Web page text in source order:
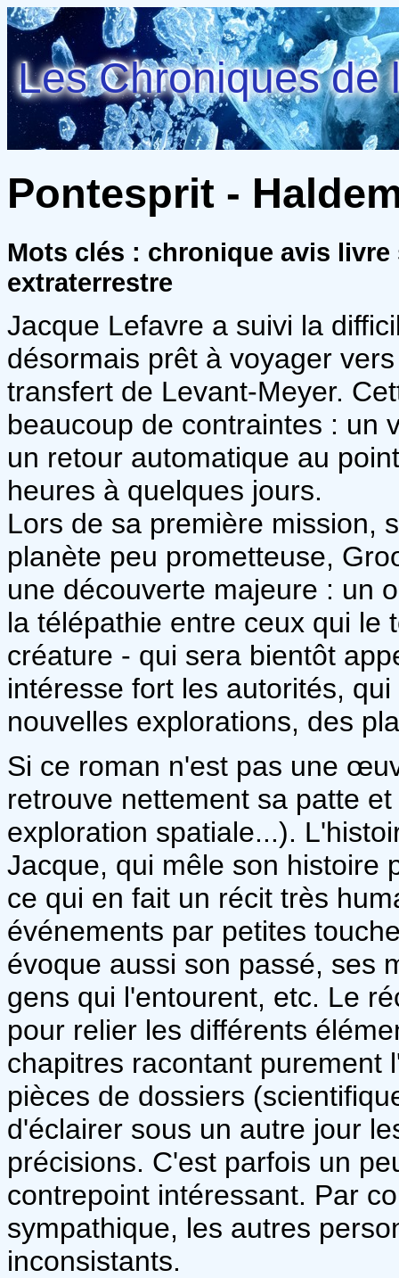
Les Chroniques de
Pontesprit -
Mots clés : chronique avis
extraterrestre
Jacque Lefavre a suivi la
désormais prêt à voyager
transfert de Levant-Meyer.
beaucoup de contraintes : un
un retour automatique au
heures à quelques jours.
Lors de sa première mission,
planète peu prometteuse,
une découverte majeure : un
la télépathie entre ceux qui le
créature - qui sera bientôt
intéresse fort les autorités,
nouvelles explorations, des
Si ce roman n'est pas une
retrouve nettement sa patte
exploration spatiale...).
Jacque, qui mêle son histoire
ce qui en fait un récit très
événements par petites
évoque aussi son passé, ses
gens qui l'entourent, etc. Le
pour relier les différents
chapitres racontant purement
pièces de dossiers
d'éclairer sous un autre jour
précisions. C'est parfois un
contrepoint intéressant. Par
sympathique, les autres
inconsistants.